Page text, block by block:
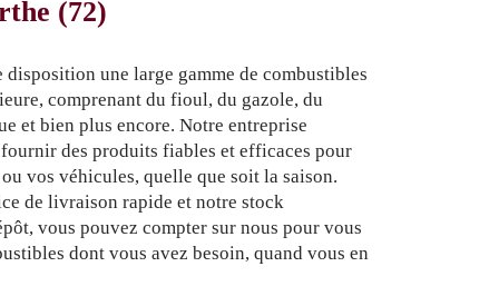
(72)
disposition une large gamme de combustibles
comprenant du fioul, du gazole, du
et bien plus encore. Notre entreprise
fournir des produits fiables et efficaces pour
vos véhicules, quelle que soit la saison.
de livraison rapide et notre stock
vous pouvez compter sur nous pour vous
dont vous avez besoin, quand vous en